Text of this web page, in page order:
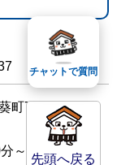
先頭へ戻る
町722
～午後5時15分
チャットで質問